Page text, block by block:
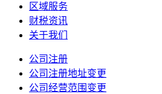
区域服务
财税资讯
关于我们
公司注册
公司注册地址变更
公司经营范围变更